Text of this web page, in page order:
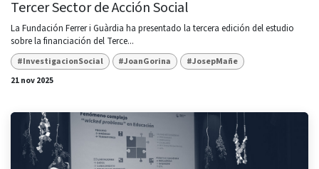
Tercer Sector de Acción Social
La Fundación Ferrer i Guàrdia ha presentado la tercera edición del estudio
sobre la financiación del Terce...
#InvestigacionSocial #JoanGorina
#JosepMañe
21 nov 2025